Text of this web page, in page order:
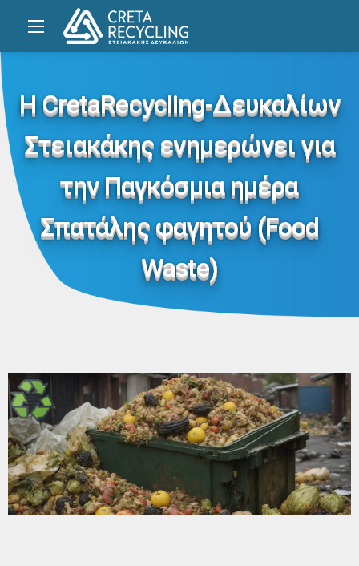
Η CretaRecycling-Δευκαλίων
Στειακάκης ενημερώνει για
την Παγκόσμια ημέρα
Σπατάλης φαγητού (Food
Waste)